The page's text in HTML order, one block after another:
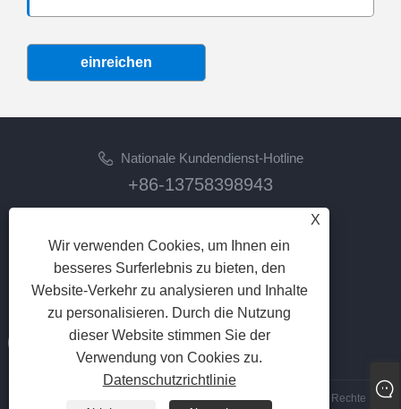
einreichen
Nationale Kundendienst-Hotline
+86-13758398943
lilyz@junmetal.com
junmetal.hardware.ltd@gmail.com
FOLGEN SIE UNS
Copyright © 2023 Jiaxing Junmetal Technology Co., Ltd. Alle Rechte
X
Wir verwenden Cookies, um Ihnen ein
besseres Surferlebnis zu bieten, den
Website-Verkehr zu analysieren und Inhalte
zu personalisieren. Durch die Nutzung
dieser Website stimmen Sie der
Verwendung von Cookies zu.
Datenschutzrichtlinie